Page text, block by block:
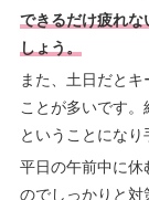
できるだけ疲れな
しょう。
また、土日だと
ことが多いです。
ということになり
平日の午前中に休
のでしっかりと対